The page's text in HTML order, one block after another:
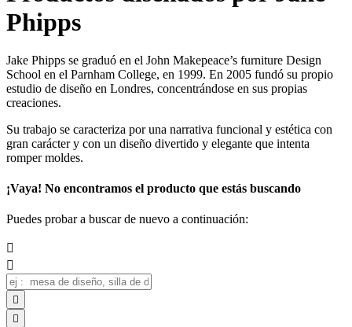
Phipps
Jake Phipps se graduó en el John Makepeace’s furniture Design
School en el Parnham College, en 1999. En 2005 fundó su propio
estudio de diseño en Londres, concentrándose en sus propias
creaciones.
Su trabajo se caracteriza por una narrativa funcional y estética con
gran carácter y con un diseño divertido y elegante que intenta
romper moldes.
¡Vaya! No encontramos el producto que estás buscando
Puedes probar a buscar de nuevo a continuación:



